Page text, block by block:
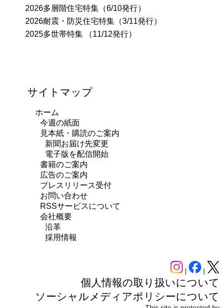
2026多層階住宅特集（6/10発行）
2026耐震・防災住宅特集（3/11発行）
2025多世帯特集 （11/12発行）
サイトマップ
ホーム
今週の紙面
見本紙・購読のご案内
新聞お届け先変更
電子版を配信開始
書籍のご案内
広告のご案内
プレスリリース受付
お問い合わせ
RSSサービスについて
会社概要
沿革
採用情報
| |
個人情報の取り扱いについて
ソーシャルメディアポリシーについて